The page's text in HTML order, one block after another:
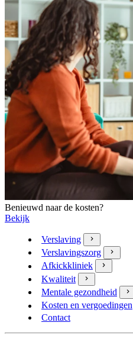
Benieuwd naar de kosten?
Bekijk
Verslaving
Verslavingszorg
Afkickkliniek
Kwaliteit
Mentale gezondheid
Kosten en vergoedingen
Contact